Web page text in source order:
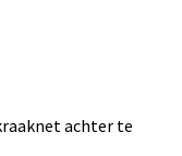
achter te